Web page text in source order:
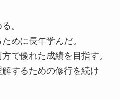
。
めに長年学んだ。
で優れた成績を目指す。
するための修行を続け